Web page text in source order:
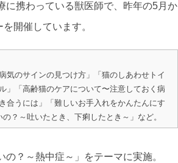
に携わっている獣医師で、昨年の5月か
開催しています。
気のサインの見つけ方」「猫のしあわせトイ
」「高齢猫のケアについて〜注意しておく病
合うには」「難しいお手入れをかんたんにす
？～吐いたとき、下痢したとき～」など。
？～熱中症～」をテーマに実施。